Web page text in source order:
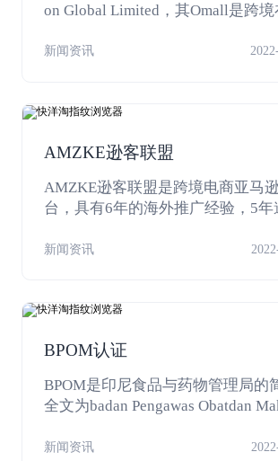
on Global Limited，其Omall是跨
新闻资讯
AMZKE逊客联盟
AMZKE逊客联盟是跨境电商亚马
台，具有6年的海外推广经验，5年
卖家提供海外营销推广方案。
新闻资讯
BPOM认证
BPOM是印尼食品与药物管理局的
全文为badan Pengawas Obatdan
其主要目的在维持印尼食品与药物
新闻资讯